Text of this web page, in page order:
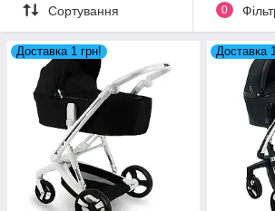
Сортування 0
Доставка 1 грн! Доставка